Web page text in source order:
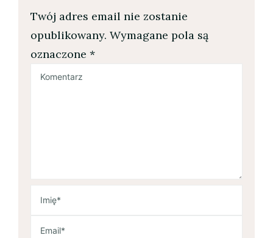
Twój adres email nie zostanie
opublikowany. Wymagane pola są
oznaczone *